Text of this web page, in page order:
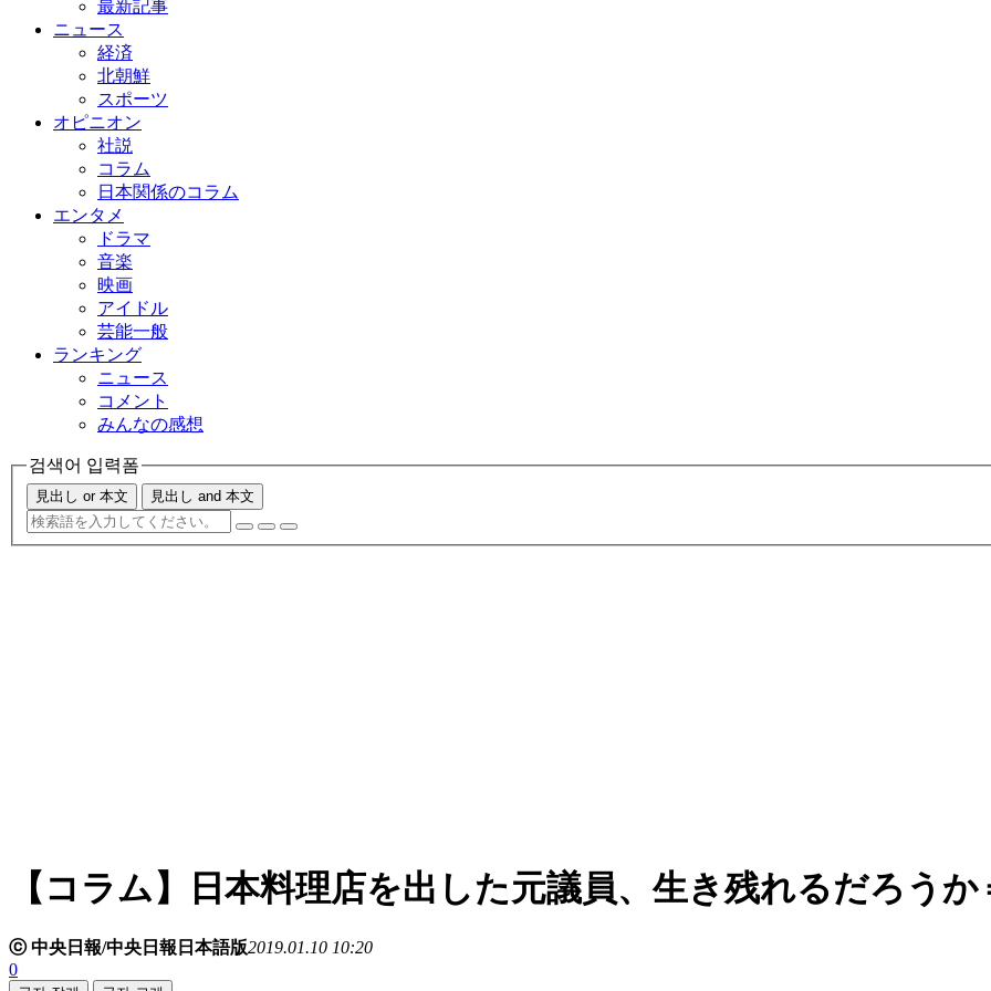
最新記事
ニュース
経済
北朝鮮
スポーツ
オピニオン
社説
コラム
日本関係のコラム
エンタメ
ドラマ
音楽
映画
アイドル
芸能一般
ランキング
ニュース
コメント
みんなの感想
검색어 입력폼
見出し or 本文 見出し and 本文
【コラム】日本料理店を出した元議員、生き残れるだろうか
ⓒ 中央日報/中央日報日本語版2019.01.10 10:20
0